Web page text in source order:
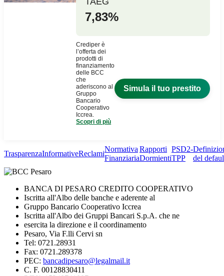
TrasparenzaInformativeReclami
Normativa
Finanziaria
Rapporti
Dormienti
PSD2-
TPP
del
BANCA DI PESARO CREDITO COOPERATIVO
Iscritta all'Albo delle banche e aderente al
Gruppo Bancario Cooperativo Iccrea
Iscritta all'Albo dei Gruppi Bancari S.p.A. che ne
esercita la direzione e il coordinamento
Pesaro, Via F.lli Cervi sn
Tel: 0721.28931
Fax: 0721.289378
PEC: bancadipesaro@legalmail.it
C. F. 00128830411